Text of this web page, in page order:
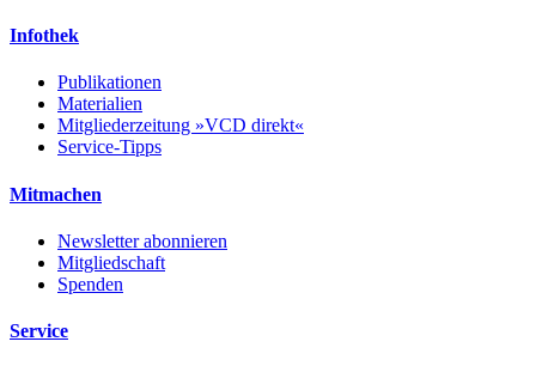
Infothek
Publikationen
Materialien
Mitgliederzeitung »VCD direkt«
Service-Tipps
Mitmachen
Newsletter abonnieren
Mitgliedschaft
Spenden
Service